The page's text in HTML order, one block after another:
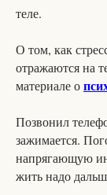
теле.
О том, как
отражаются на
материале о
Позвонил
зажимается.
напрягающую
жить надо